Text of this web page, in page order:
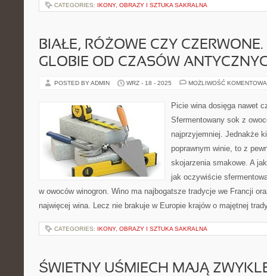
CATEGORIES: IKONY, OBRAZY I SZTUKA SAKRALNA
BIAŁE, RÓŻOWE CZY
GLOBIE OD CZASÓW
POSTED BY ADMIN WRZ - 18 - 2025 MOŻLIWOŚĆ
Picie wina dosięga nawet
Sfermentowany sok z
najprzyjemniej. Jednakże
poprawnym winie, to z
skojarzenia smakowe. A
jak oczywiście
w owoców winogron. Wino ma najbogatsze tradycje we Francji
najwięcej wina. Lecz nie brakuje w Europie krajów o majętnej
CATEGORIES: IKONY, OBRAZY I SZTUKA SAKRALNA
ŚWIETNY UŚMIECH MAJĄ